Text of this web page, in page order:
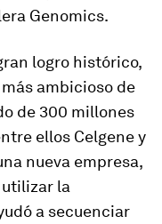
Genomics.
logro histórico,
ambicioso de
de 300 millones
ellos Celgene y
nueva empresa,
la
a secuenciar